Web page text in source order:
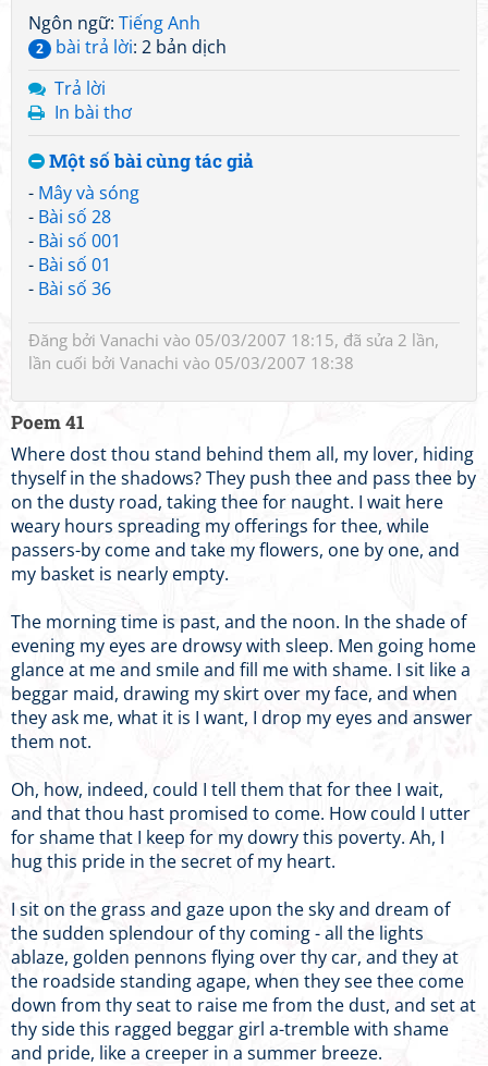
Ngôn ngữ: Tiếng Anh
2 bài trả lời: 2 bản dịch
Trả lời
In bài thơ
Một số bài cùng tác giả
- Mây và sóng
- Bài số 28
- Bài số 001
- Bài số 01
- Bài số 36
Đăng bởi Vanachi vào 05/03/2007 18:15, đã sửa 2 lần,
lần cuối bởi Vanachi vào 05/03/2007 18:38
Poem 41
Where dost thou stand behind them all, my lover, hiding
thyself in the shadows? They push thee and pass thee by
on the dusty road, taking thee for naught. I wait here
weary hours spreading my offerings for thee, while
passers-by come and take my flowers, one by one, and
my basket is nearly empty.
The morning time is past, and the noon. In the shade of
evening my eyes are drowsy with sleep. Men going home
glance at me and smile and fill me with shame. I sit like a
beggar maid, drawing my skirt over my face, and when
they ask me, what it is I want, I drop my eyes and answer
them not.
Oh, how, indeed, could I tell them that for thee I wait,
and that thou hast promised to come. How could I utter
for shame that I keep for my dowry this poverty. Ah, I
hug this pride in the secret of my heart.
I sit on the grass and gaze upon the sky and dream of
the sudden splendour of thy coming - all the lights
ablaze, golden pennons flying over thy car, and they at
the roadside standing agape, when they see thee come
down from thy seat to raise me from the dust, and set at
thy side this ragged beggar girl a-tremble with shame
and pride, like a creeper in a summer breeze.